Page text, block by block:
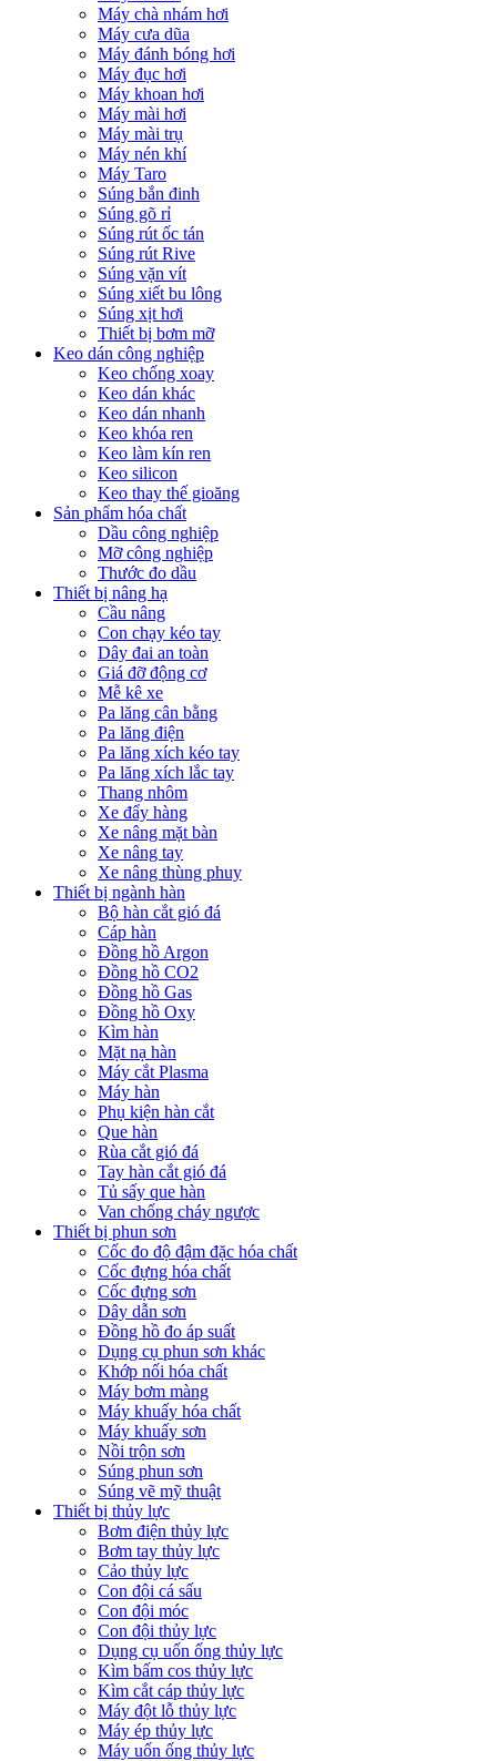
Máy chà nhám hơi
Máy cưa dũa
Máy đánh bóng hơi
Máy đục hơi
Máy khoan hơi
Máy mài hơi
Máy mài trụ
Máy nén khí
Máy Taro
Súng bắn đinh
Súng gõ rỉ
Súng rút ốc tán
Súng rút Rive
Súng vặn vít
Súng xiết bu lông
Súng xịt hơi
Thiết bị bơm mỡ
Keo dán công nghiệp
Keo chống xoay
Keo dán khác
Keo dán nhanh
Keo khóa ren
Keo làm kín ren
Keo silicon
Keo thay thế gioăng
Sản phẩm hóa chất
Dầu công nghiệp
Mỡ công nghiệp
Thước đo dầu
Thiết bị nâng hạ
Cầu nâng
Con chạy kéo tay
Dây đai an toàn
Giá đỡ động cơ
Mễ kê xe
Pa lăng cân bằng
Pa lăng điện
Pa lăng xích kéo tay
Pa lăng xích lắc tay
Thang nhôm
Xe đẩy hàng
Xe nâng mặt bàn
Xe nâng tay
Xe nâng thùng phuy
Thiết bị ngành hàn
Bộ hàn cắt gió đá
Cáp hàn
Đồng hồ Argon
Đồng hồ CO2
Đồng hồ Gas
Đồng hồ Oxy
Kìm hàn
Mặt nạ hàn
Máy cắt Plasma
Máy hàn
Phụ kiện hàn cắt
Que hàn
Rùa cắt gió đá
Tay hàn cắt gió đá
Tủ sấy que hàn
Van chống cháy ngược
Thiết bị phun sơn
Cốc đo độ đậm đặc hóa chất
Cốc đựng hóa chất
Cốc đựng sơn
Dây dẫn sơn
Đồng hồ đo áp suất
Dụng cụ phun sơn khác
Khớp nối hóa chất
Máy bơm màng
Máy khuấy hóa chất
Máy khuấy sơn
Nồi trộn sơn
Súng phun sơn
Súng vẽ mỹ thuật
Thiết bị thủy lực
Bơm điện thủy lực
Bơm tay thủy lực
Cảo thủy lực
Con đội cá sấu
Con đội móc
Con đội thủy lực
Dụng cụ uốn ống thủy lực
Kìm bấm cos thủy lực
Kìm cắt cáp thủy lực
Máy đột lỗ thủy lực
Máy ép thủy lực
Máy uốn ống thủy lực